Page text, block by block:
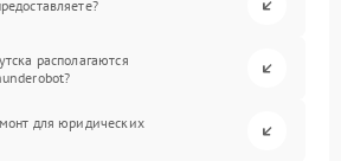
располагаются
для юридических